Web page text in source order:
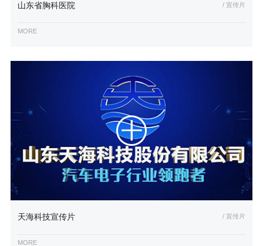
山东省胸科医院 / 宣传片
MORE
天海科技宣传片 / 宣传片
MORE